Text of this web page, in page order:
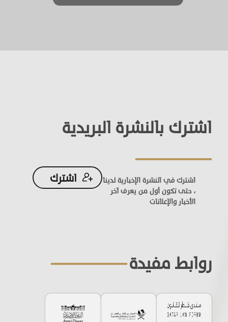
اشترك بالنشرة البريدية
اشترك في النشرة الإخبارية لدينا
، حتى تكون أول من يعرف آخر
الأخبار والإعلانات
اشترك
روابط مفيدة